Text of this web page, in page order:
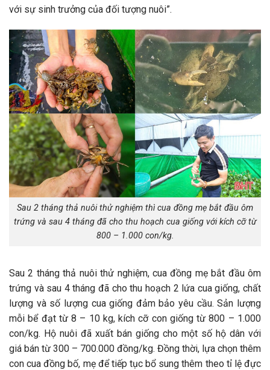
với sự sinh trưởng của đối tượng nuôi”.
Sau 2 tháng thả nuôi thử nghiệm thì cua đồng mẹ bắt đầu ôm
trứng và sau 4 tháng đã cho thu hoạch cua giống với kích cỡ từ
800 – 1.000 con/kg.
Sau 2 tháng thả nuôi thử nghiệm, cua đồng mẹ bắt đầu ôm
trứng và sau 4 tháng đã cho thu hoạch 2 lứa cua giống, chất
lượng và số lượng cua giống đảm bảo yêu cầu. Sản lượng
mỗi bể đạt từ 8 – 10 kg, kích cỡ con giống từ 800 – 1.000
con/kg. Hộ nuôi đã xuất bán giống cho một số hộ dân với
giá bán từ 300 – 700.000 đồng/kg. Đồng thời, lựa chọn thêm
con cua đồng bố, mẹ để tiếp tục bổ sung thêm theo tỉ lệ đực